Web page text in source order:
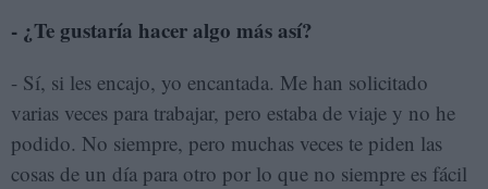
- ¿Te gustaría hacer algo más así?
- Sí, si les encajo, yo encantada. Me han solicitado
varias veces para trabajar, pero estaba de viaje y no he
podido. No siempre, pero muchas veces te piden las
cosas de un día para otro por lo que no siempre es fácil